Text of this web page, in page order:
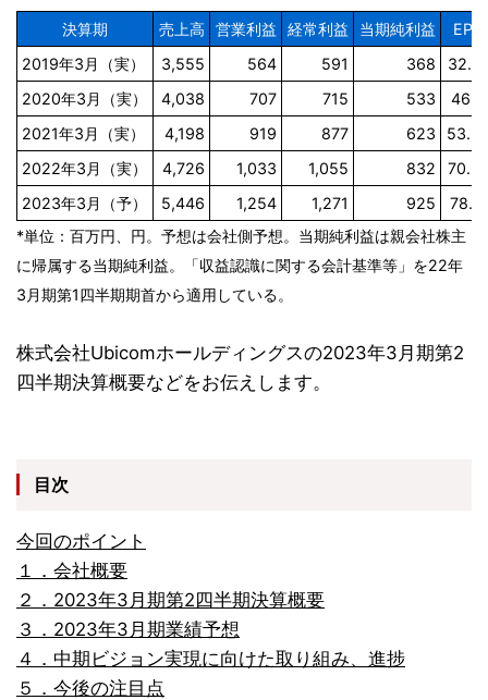
決算期 売上高 営業利益 経常利益 当期純利益
EPS
2019年3月（実）
3,555 564 591 368
2020年3月（実）
4,038 707 715 533
2021年3月（実）
4,198 919 877 623
2022年3月（実）
4,726 1,033 1,055 832
2023年3月（予）
5,446 1,254 1,271 925
*単位：百万円、円。予想は会社側予想。当期純利益は親会社株主
に帰属する当期純利益。「収益認識に関する会計基準等」を22年
3月期第1四半期期首から適用している。
株式会社Ubicomホールディングスの2023年3月期第2
四半期決算概要などをお伝えします。
目次
今回のポイント
１．会社概要
２．2023年3月期第2四半期決算概要
３．2023年3月期業績予想
４．中期ビジョン実現に向けた取り組み、進捗
５．今後の注目点